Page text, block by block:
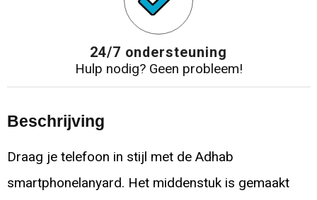
24/7 ondersteuning
Hulp nodig? Geen probleem!
Beschrijving
Draag je telefoon in stijl met de Adhab
smartphonelanyard. Het middenstuk is gemaakt